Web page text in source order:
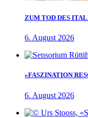
ZUM TOD DES
6. August 2026
«FASZINATION
6. August 2026